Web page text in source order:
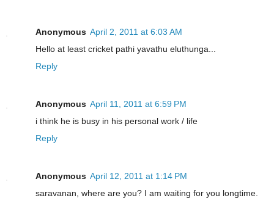
Anonymous April 2, 2011 at 6:03 AM
Hello at least cricket pathi yavathu eluthunga...
Reply
Anonymous April 11, 2011 at 6:59 PM
i think he is busy in his personal work / life
Reply
Anonymous April 12, 2011 at 1:14 PM
saravanan, where are you? I am waiting for you longtime.